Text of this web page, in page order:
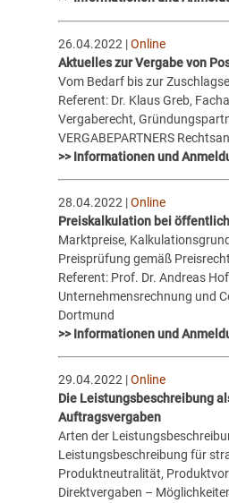
26.04.2022 |Online
Aktuelles zur Vergabe von
Vom Bedarf bis zur
Referent: Dr. Klaus Greb,
Vergaberecht,
VERGABEPARTNERS
>> Informationen und
28.04.2022 |Online
Preiskalkulation bei
Marktpreise,
Preisprüfung gemäß Preisrecht
Referent: Prof. Dr. Andreas
Unternehmensrechnung und
Dortmund
>> Informationen und
29.04.2022 |Online
Die Leistungsbeschreibung
Auftragsvergaben
Arten der
Leistungsbeschreibung für
Produktneutralität,
Direktvergaben –